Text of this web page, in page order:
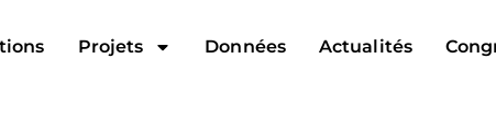
Projets Données Actualités